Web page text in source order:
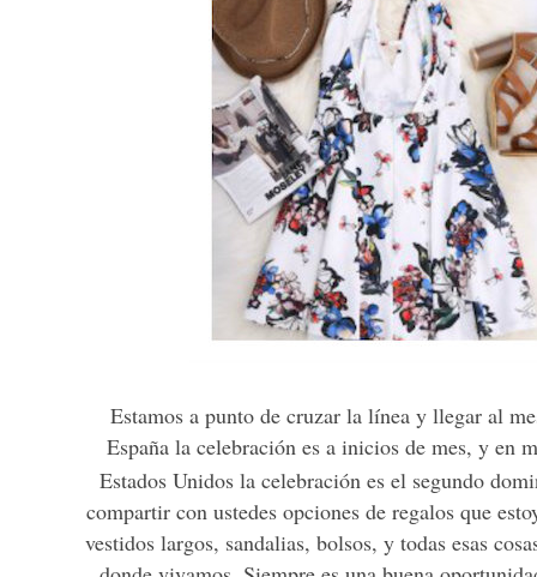
Estamos a punto de cruzar la línea y llegar al
España la celebración es a inicios de mes, y en
Estados Unidos la celebración es el segundo
compartir con ustedes opciones de regalos que
vestidos largos, sandalias, bolsos, y todas esas